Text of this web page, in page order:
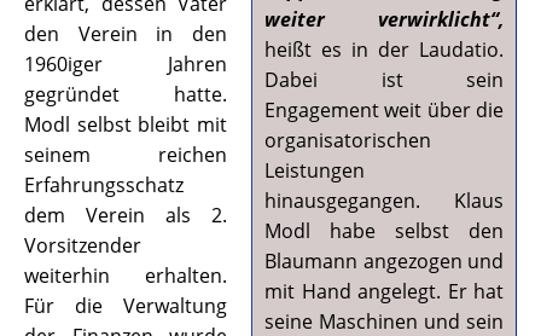
weiter verwirklicht“,
heißt es in der Laudatio.
Dabei ist sein
Engagement weit über die
organisatorischen
Leistungen
hinausgegangen. Klaus
Modl habe selbst den
Blaumann angezogen und
mit Hand angelegt. Er hat
seine Maschinen und sein
den Verein in den
1960iger Jahren
gegründet hatte.
Modl selbst bleibt mit
seinem reichen
Erfahrungsschatz
dem Verein als 2.
Vorsitzender
weiterhin erhalten.
Für die Verwaltung